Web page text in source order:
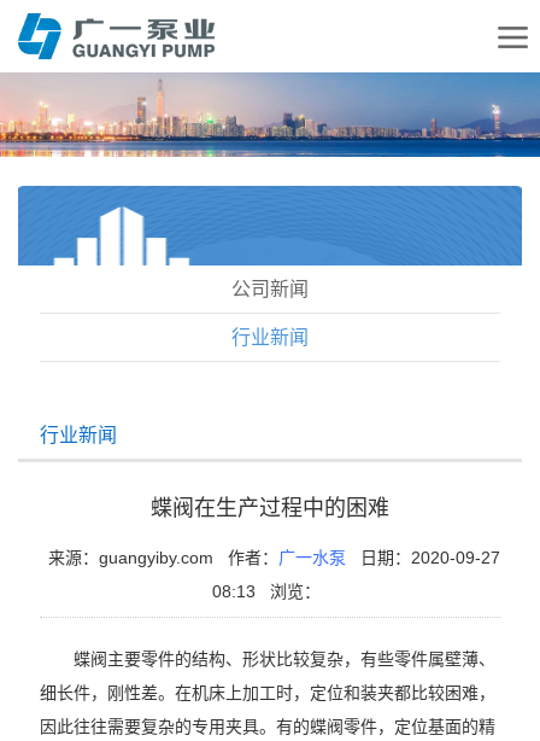
公司新闻
行业新闻
行业新闻
蝶阀在生产过程中的困难
来源：guangyiby.com 作者： 广一水泵
日期：2020-09-27
08:13
浏览：
蝶阀主要零件的结构、形状比较复杂，有些零件属壁薄、
细长件，刚性差。在机床上加工时，定位和装夹都比较困难，
因此往往需要复杂的专用夹具。有的蝶阀零件，定位基面的精